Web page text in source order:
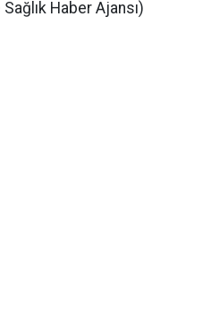
Haber Ajansı)